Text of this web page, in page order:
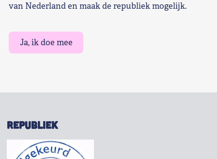
van Nederland en maak de republiek mogelijk.
Ja, ik doe mee
REPUBLIEK